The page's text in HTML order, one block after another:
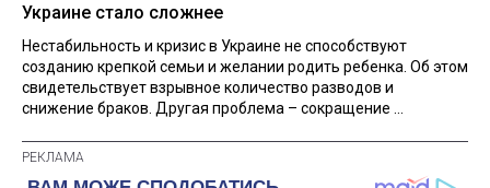
Украине стало сложнее
Нестабильность и кризис в Украине не способствуют
созданию крепкой семьи и желании родить ребенка. Об этом
свидетельствует взрывное количество разводов и
снижение браков. Другая проблема – сокращение ...